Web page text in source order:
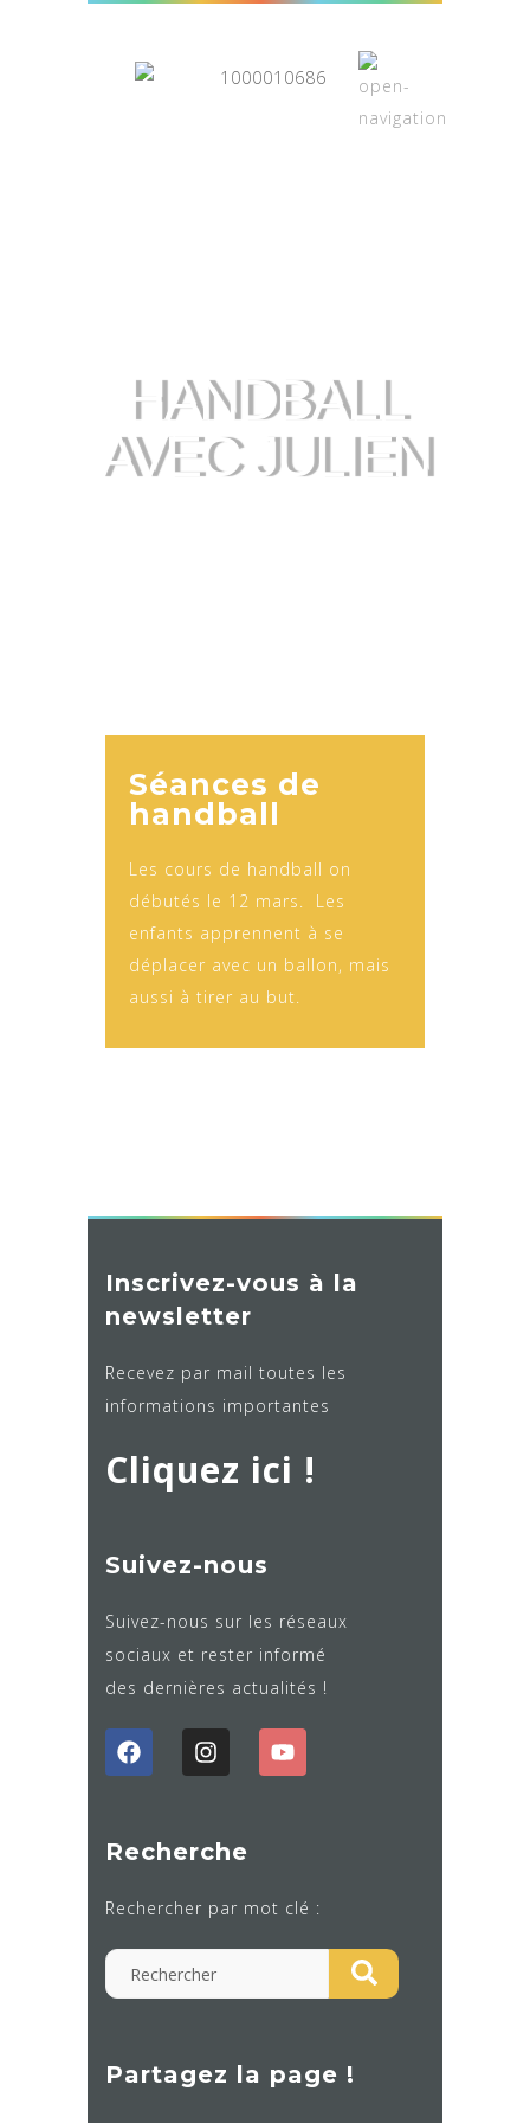
HANDBALL
AVEC JULIEN
Séances de
handball
Les cours de handball on
débutés le 12 mars. Les
enfants apprennent à se
déplacer avec un ballon, mais
aussi à tirer au but.
Inscrivez-vous à la
newsletter
Recevez par mail toutes les
informations importantes
Cliquez ici !
Suivez-nous
Suivez-nous sur les réseaux
sociaux et rester informé
des dernières actualités !
Recherche
Rechercher par mot clé :
Partagez la page !